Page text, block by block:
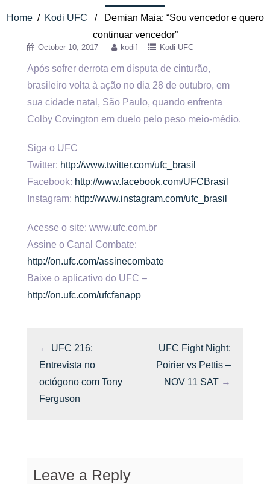
Home/ Kodi UFC / Demian Maia: “Sou vencedor e quero
continuar vencedor”
October 10, 2017 kodif Kodi UFC
Após sofrer derrota em disputa de cinturão,
brasileiro volta à ação no dia 28 de outubro, em
sua cidade natal, São Paulo, quando enfrenta
Colby Covington em duelo pelo peso meio-médio.
Siga o UFC
Twitter: http://www.twitter.com/ufc_brasil
Facebook: http://www.facebook.com/UFCBrasil
Instagram: http://www.instagram.com/ufc_brasil
Acesse o site: www.ufc.com.br
Assine o Canal Combate:
http://on.ufc.com/assinecombate
Baixe o aplicativo do UFC –
http://on.ufc.com/ufcfanapp
← UFC 216:
Entrevista no
octógono com Tony
Ferguson
UFC Fight Night:
Poirier vs Pettis –
NOV 11 SAT →
Leave a Reply